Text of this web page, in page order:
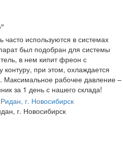
используются в системах
был подобран для системы
в нем кипит фреон с
при этом, охлаждается
Максимальное рабочее давление –
за 1 день с нашего склада!
г. Новосибирск